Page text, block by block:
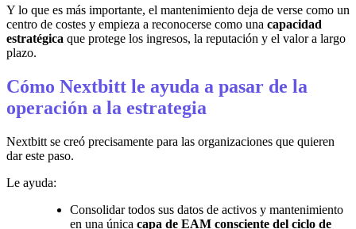
Y lo que es más importante, el mantenimiento deja de verse como un
centro de costes y empieza a reconocerse como una capacidad
estratégica que protege los ingresos, la reputación y el valor a largo
plazo.
Cómo Nextbitt le ayuda a pasar de la
operación a la estrategia
Nextbitt se creó precisamente para las organizaciones que quieren
dar este paso.
Le ayuda:
Consolidar todos sus datos de activos y mantenimiento
en una única capa de EAM consciente del ciclo de